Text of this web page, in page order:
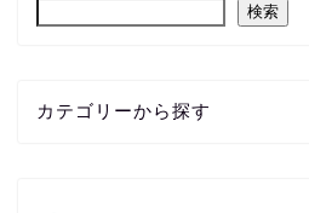
検索
カテゴリーから探す